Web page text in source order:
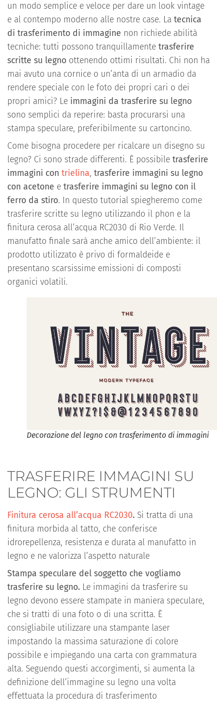
un modo semplice e veloce per dare un look vintage
e al contempo moderno alle nostre case. La tecnica
di trasferimento di immagine non richiede abilità
tecniche: tutti possono tranquillamente trasferire
scritte su legno ottenendo ottimi risultati. Chi non ha
mai avuto una cornice o un’anta di un armadio da
rendere speciale con le foto dei propri cari o dei
propri amici? Le immagini da trasferire su legno
sono semplici da reperire: basta procurarsi una
stampa speculare, preferibilmente su cartoncino.
Come bisogna procedere per ricalcare un disegno su
legno? Ci sono strade differenti. È possibile trasferire
immagini con trielina, trasferire immagini su legno
con acetone e trasferire immagini su legno con il
ferro da stiro. In questo tutorial spiegheremo come
trasferire scritte su legno utilizzando il phon e la
finitura cerosa all’acqua RC2030 di Rio Verde. Il
manufatto finale sarà anche amico dell’ambiente: il
prodotto utilizzato è privo di formaldeide e
presentano scarsissime emissioni di composti
organici volatili.
Decorazione del legno con trasferimento di immagini
TRASFERIRE IMMAGINI SU
LEGNO: GLI STRUMENTI
Finitura cerosa all’acqua RC2030. Si tratta di una
finitura morbida al tatto, che conferisce
idrorepellenza, resistenza e durata al manufatto in
legno e ne valorizza l’aspetto naturale
Stampa speculare del soggetto che vogliamo
trasferire su legno. Le immagini da trasferire su
legno devono essere stampate in maniera speculare,
che si tratti di una foto o di una scritta. È
consigliabile utilizzare una stampante laser
impostando la massima saturazione di colore
possibile e impiegando una carta con grammatura
alta. Seguendo questi accorgimenti, si aumenta la
definizione dell’immagine su legno una volta
effettuata la procedura di trasferimento